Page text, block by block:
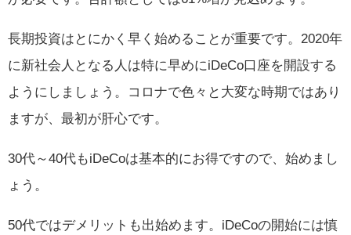
長期投資はとにかく早く始めることが重要です。2020年
に新社会人となる人は特に早めにiDeCo口座を開設する
ようにしましょう。コロナで色々と大変な時期ではあり
ますが、最初が肝心です。
30代～40代もiDeCoは基本的にお得ですので、始めまし
ょう。
50代ではデメリットも出始めます。iDeCoの開始には慎